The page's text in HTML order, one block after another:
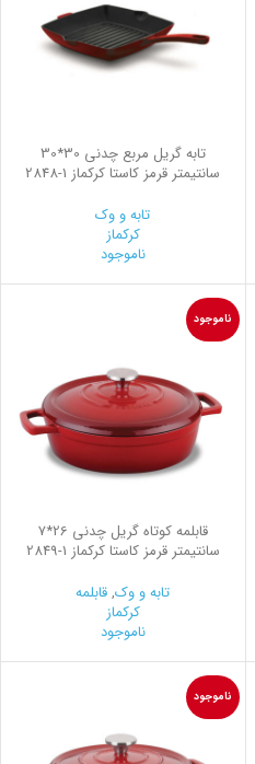
تابه گریل مربع چدنی 30*30
سانتیمتر قرمز کاستا کرکماز 2848-1
تابه و وک
کرکماز
ناموجود
ناموجود
قابلمه کوتاه گریل چدنی 26*7
سانتیمتر قرمز کاستا کرکماز 2849-1
تابه و وک,قابلمه
کرکماز
ناموجود
ناموجود